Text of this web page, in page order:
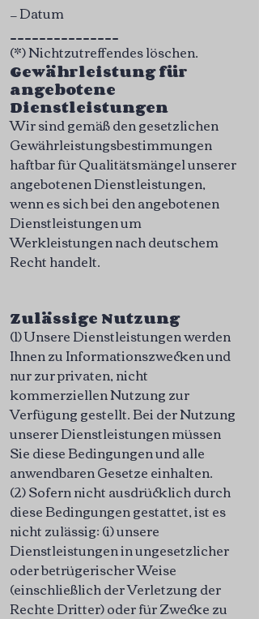
— Datum
_______________
(*) Nichtzutreffendes löschen.
Gewährleistung für
angebotene
Dienstleistungen
Wir sind gemäß den gesetzlichen
Gewährleistungsbestimmungen
haftbar für Qualitätsmängel unserer
angebotenen Dienstleistungen,
wenn es sich bei den angebotenen
Dienstleistungen um
Werkleistungen nach deutschem
Recht handelt.
Zulässige Nutzung
(1) Unsere Dienstleistungen werden
Ihnen zu Informationszwecken und
nur zur privaten, nicht
kommerziellen Nutzung zur
Verfügung gestellt. Bei der Nutzung
unserer Dienstleistungen müssen
Sie diese Bedingungen und alle
anwendbaren Gesetze einhalten.
(2) Sofern nicht ausdrücklich durch
diese Bedingungen gestattet, ist es
nicht zulässig: (i) unsere
Dienstleistungen in ungesetzlicher
oder betrügerischer Weise
(einschließlich der Verletzung der
Rechte Dritter) oder für Zwecke zu